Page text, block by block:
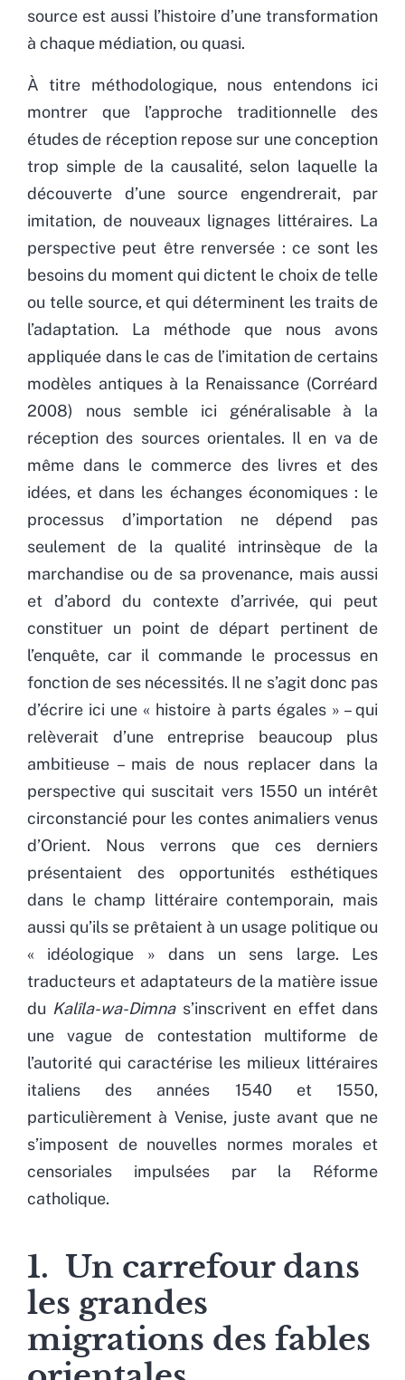
source est aussi l’histoire d’une transformation
à chaque médiation, ou quasi.
À titre méthodologique, nous entendons ici
montrer que l’approche traditionnelle des
études de réception repose sur une conception
trop simple de la causalité, selon laquelle la
découverte d’une source engendrerait, par
imitation, de nouveaux lignages littéraires. La
perspective peut être renversée : ce sont les
besoins du moment qui dictent le choix de telle
ou telle source, et qui déterminent les traits de
l’adaptation. La méthode que nous avons
appliquée dans le cas de l’imitation de certains
modèles antiques à la Renaissance (Corréard
2008) nous semble ici généralisable à la
réception des sources orientales. Il en va de
même dans le commerce des livres et des
idées, et dans les échanges économiques : le
processus d’importation ne dépend pas
seulement de la qualité intrinsèque de la
marchandise ou de sa provenance, mais aussi
et d’abord du contexte d’arrivée, qui peut
constituer un point de départ pertinent de
l’enquête, car il commande le processus en
fonction de ses nécessités. Il ne s’agit donc pas
d’écrire ici une « histoire à parts égales » – qui
relèverait d’une entreprise beaucoup plus
ambitieuse – mais de nous replacer dans la
perspective qui suscitait vers 1550 un intérêt
circonstancié pour les contes animaliers venus
d’Orient. Nous verrons que ces derniers
présentaient des opportunités esthétiques
dans le champ littéraire contemporain, mais
aussi qu’ils se prêtaient à un usage politique ou
« idéologique » dans un sens large. Les
traducteurs et adaptateurs de la matière issue
du Kalîla-wa-Dimna s’inscrivent en effet dans
une vague de contestation multiforme de
l’autorité qui caractérise les milieux littéraires
italiens des années 1540 et 1550,
particulièrement à Venise, juste avant que ne
s’imposent de nouvelles normes morales et
censoriales impulsées par la Réforme
catholique.
1. Un carrefour dans
les grandes
migrations des fables